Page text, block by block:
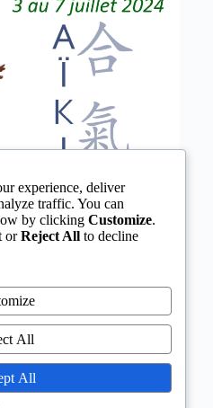
experience, deliver
traffic. You can
by clicking Customize.
orReject All to decline
All
All